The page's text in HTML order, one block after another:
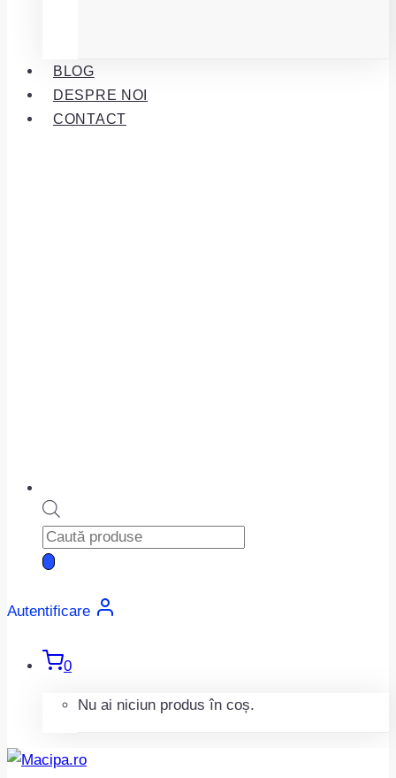
BLOG
DESPRE NOI
CONTACT
Products
search
Autentificare
0
Nu ai niciun produs în coș.